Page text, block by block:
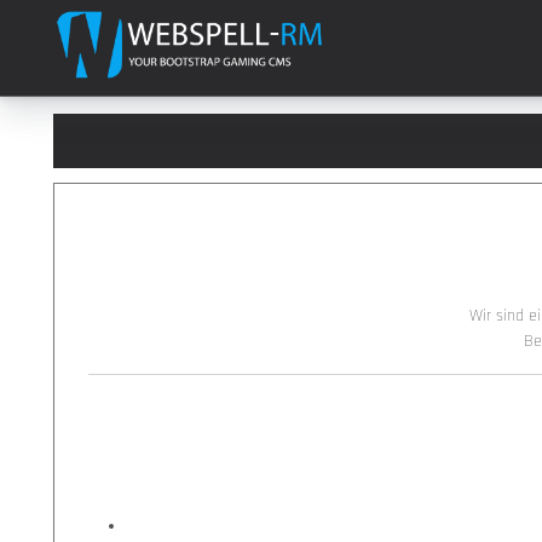
Wir sind